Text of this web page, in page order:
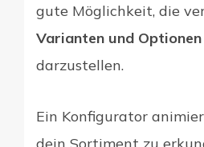
gute Möglichkeit, die
Varianten und Optionen
darzustellen.
Ein Konfigurator
dein Sortiment zu